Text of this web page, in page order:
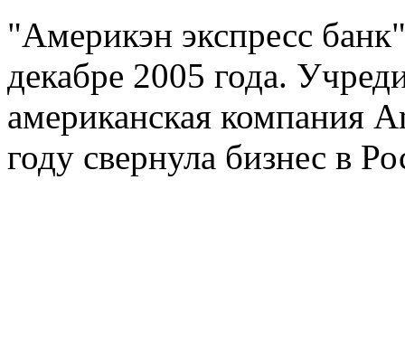
"Америкэн экспресс
декабре 2005 года.
американская компания
году свернула бизнес в